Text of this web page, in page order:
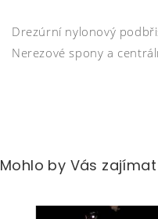
Drezúrní nylonový
Nerezové spony a
Mohlo by Vás zajímat